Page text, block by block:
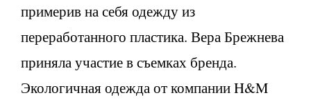
примерив на себя одежду из
переработанного пластика. Вера Брежнева
приняла участие в съемках бренда.
Экологичная одежда от компании H&M